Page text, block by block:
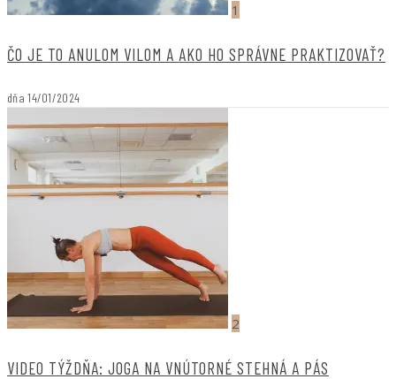
1
ČO JE TO ANULOM VILOM A AKO HO SPRÁVNE PRAKTIZOVAŤ?
dňa 14/01/2024
2
VIDEO TÝŽDŇA: JOGA NA VNÚTORNÉ STEHNÁ A PÁS